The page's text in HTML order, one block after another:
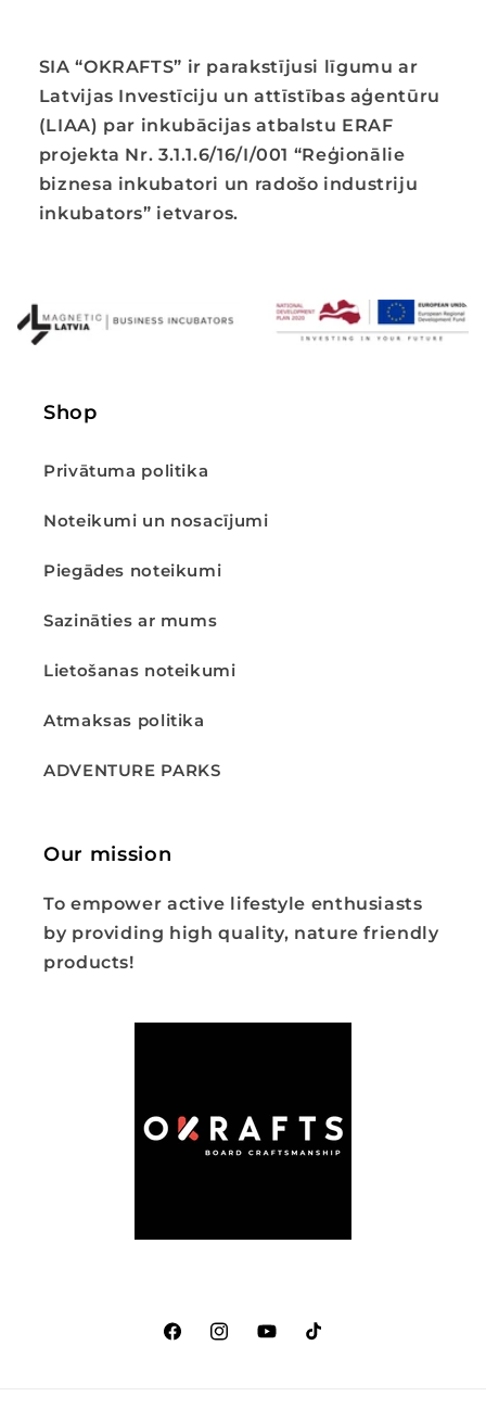
SIA “OKRAFTS” ir parakstījusi līgumu ar
Latvijas Investīciju un attīstības aģentūru
(LIAA) par inkubācijas atbalstu ERAF
projekta Nr. 3.1.1.6/16/I/001 “Reģionālie
biznesa inkubatori un radošo industriju
inkubators” ietvaros.
Shop
Privātuma politika
Noteikumi un nosacījumi
Piegādes noteikumi
Sazināties ar mums
Lietošanas noteikumi
Atmaksas politika
ADVENTURE PARKS
Our mission
To empower active lifestyle enthusiasts
by providing high quality, nature friendly
products!
FacebookInstagramYouTubeTikTok